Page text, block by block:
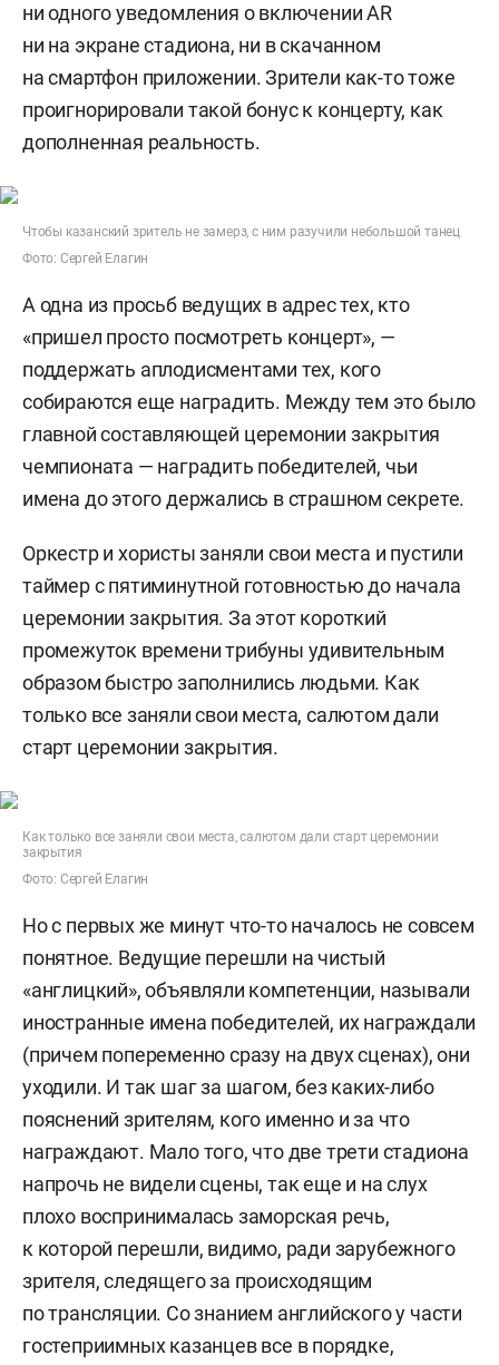
ни одного уведомления о включении AR
ни на экране стадиона, ни в скачанном
на смартфон приложении. Зрители как-то тоже
проигнорировали такой бонус к концерту, как
дополненная реальность.
Чтобы казанский зритель не замерз, с ним разучили небольшой танец
Фото: Сергей Елагин
А одна из просьб ведущих в адрес тех, кто
«пришел просто посмотреть концерт», —
поддержать аплодисментами тех, кого
собираются еще наградить. Между тем это было
главной составляющей церемонии закрытия
чемпионата — наградить победителей, чьи
имена до этого держались в страшном секрете.
Оркестр и хористы заняли свои места и пустили
таймер с пятиминутной готовностью до начала
церемонии закрытия. За этот короткий
промежуток времени трибуны удивительным
образом быстро заполнились людьми. Как
только все заняли свои места, салютом дали
старт церемонии закрытия.
Как только все заняли свои места, салютом дали старт церемонии
закрытия
Фото: Сергей Елагин
Но с первых же минут что-то началось не совсем
понятное. Ведущие перешли на чистый
«англицкий», объявляли компетенции, называли
иностранные имена победителей, их награждали
(причем попеременно сразу на двух сценах), они
уходили. И так шаг за шагом, без каких-либо
пояснений зрителям, кого именно и за что
награждают. Мало того, что две трети стадиона
напрочь не видели сцены, так еще и на слух
плохо воспринималась заморская речь,
к которой перешли, видимо, ради зарубежного
зрителя, следящего за происходящим
по трансляции. Со знанием английского у части
гостеприимных казанцев все в порядке,